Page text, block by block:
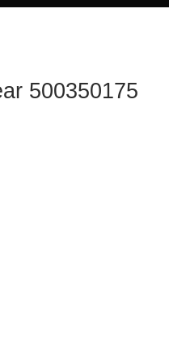
500350175